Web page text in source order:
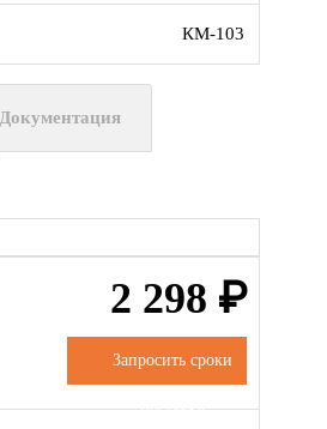
КМ-103
Документация
2 298 ₽
Запросить сроки
поставки